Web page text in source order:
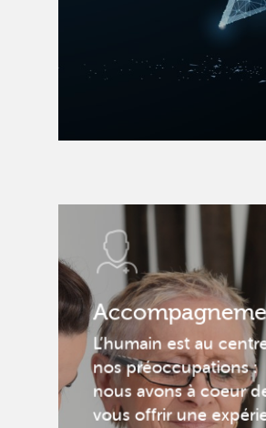
L’humain est au
nos préoccupations :
nous avons à coeur
vous offrir une